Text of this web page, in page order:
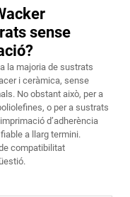
sense
la majoria de sustrats
i ceràmica, sense
No obstant això, per a
o per a sustrats
d’adherència
a llarg termini.
compatibilitat